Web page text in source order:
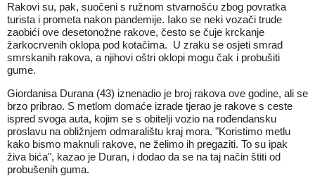
Rakovi su, pak, suočeni s ružnom stvarnošću zbog povratka
turista i prometa nakon pandemije. Iako se neki vozači trude
zaobići ove desetonožne rakove, često se čuje krckanje
žarkocrvenih oklopa pod kotačima. U zraku se osjeti smrad
smrskanih rakova, a njihovi oštri oklopi mogu čak i probušiti
gume.
Giordanisa Durana (43) iznenadio je broj rakova ove godine, ali se
brzo pribrao. S metlom domaće izrade tjerao je rakove s ceste
ispred svoga auta, kojim se s obitelji vozio na rođendansku
proslavu na obližnjem odmaralištu kraj mora. "Koristimo metlu
kako bismo maknuli rakove, ne želimo ih pregaziti. To su ipak
živa bića", kazao je Duran, i dodao da se na taj način štiti od
probušenih guma.